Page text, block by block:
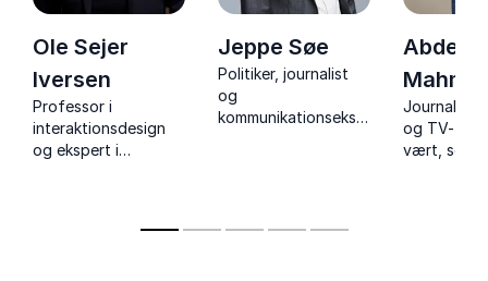
Ole Sejer
Iversen
Professor i
interaktionsdesign
og ekspert i
uddannelsesinstitutioner.
Jeppe Søe
Politiker, journalist
og
kommunikationsekspert,
Abdel
Journalist,
og TV- og
vært, som